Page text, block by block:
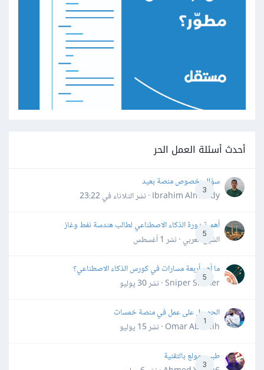
أحدث أسئلة العمل الحر
3
سؤال بخصوص منصة بعيد
Ibrahim Almahdy · نشر
الثلاثاء في 23:22
5
أهمية دورة الذكاء الاصطناعي لطالب هندسة نفط وغاز
الشيخ العربي · نشر 1 أغسطس
5
ما أهم أربعة مسارات في كورس الذكاء الاصطناعي؟
Sniper Shaker · نشر
30 يوليو
1
الحصول على عمل في منصة خمسات
Omar Abdallh · نشر
15 يوليو
3
طبيب مولع بالتقنية